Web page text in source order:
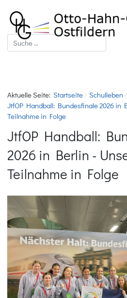
Suchen
Aktuelle Seite: Startseite Schulleben
JtfOP Handball: Bundesfinale 2026 in
Teilnahme in Folge
JtfOP Handball:
2026 in Berlin -
Teilnahme in Folge